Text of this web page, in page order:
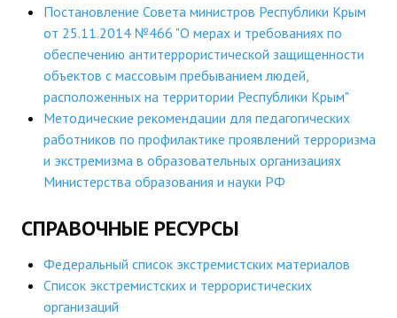
Постановление Совета министров Республики Крым
от 25.11.2014 №466 "О мерах и требованиях по
обеспечению антитеррористической защищенности
объектов с массовым пребыванием людей,
расположенных на территории Республики Крым"
Методические рекомендации для педагогических
работников по профилактике проявлений терроризма
и экстремизма в образовательных организациях
Министерства образования и науки РФ
СПРАВОЧНЫЕ РЕСУРСЫ
Федеральный список экстремистских материалов
Список экстремистских и террористических
организаций